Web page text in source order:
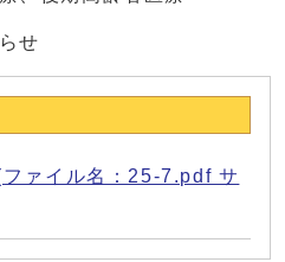
せ
ァイル名：25-7.pdf サ